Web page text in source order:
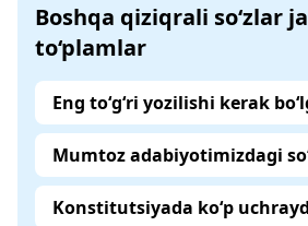
Boshqa qiziqrali so‘zlar
to‘plamlar
Eng to‘g‘ri yozilishi kerak
Mumtoz adabiyotimizdagi
Konstitutsiyada ko‘p